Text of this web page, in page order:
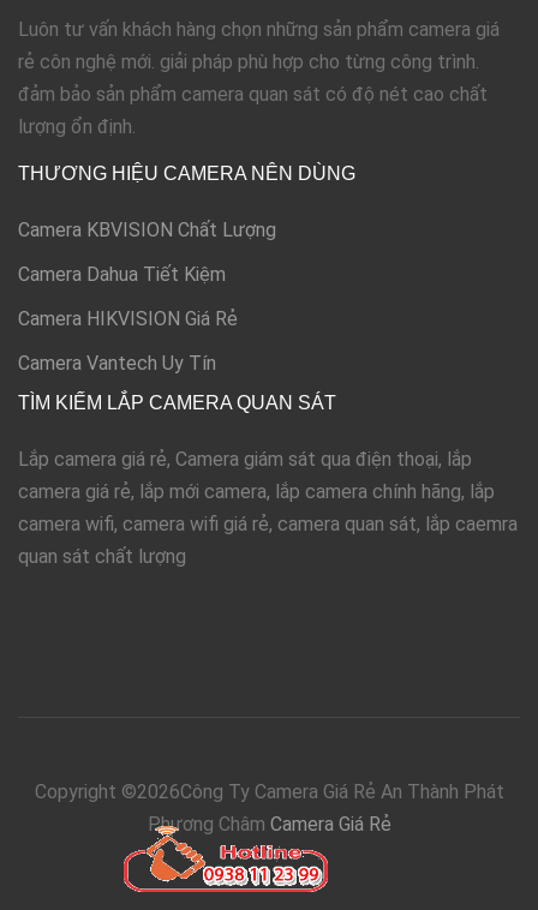
Luôn tư vấn khách hàng chọn những sản phẩm camera giá
rẻ côn nghệ mới. giải pháp phù hợp cho từng công trình.
đảm bảo sản phẩm camera quan sát có độ nét cao chất
lượng ổn định.
THƯƠNG HIỆU CAMERA NÊN DÙNG
Camera KBVISION Chất Lượng
Camera Dahua Tiết Kiệm
Camera HIKVISION Giá Rẻ
Camera Vantech Uy Tín
TÌM KIẾM LẮP CAMERA QUAN SÁT
Lắp camera giá rẻ, Camera giám sát qua điện thoại, lắp
camera giá rẻ, lắp mới camera, lắp camera chính hãng, lắp
camera wifi, camera wifi giá rẻ, camera quan sát, lắp caemra
quan sát chất lượng
Copyright ©2026Công Ty Camera Giá Rẻ An Thành Phát
Phương Châm Camera Giá Rẻ